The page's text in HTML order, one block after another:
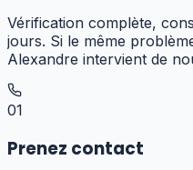
Vérification complète,
jours. Si le même
Alexandre intervient de
01
Prenez contact